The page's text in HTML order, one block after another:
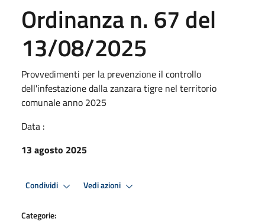
Ordinanza n. 67 del
13/08/2025
Provvedimenti per la prevenzione il controllo
dell'infestazione dalla zanzara tigre nel territorio
comunale anno 2025
Data :
13 agosto 2025
Condividi Vedi azioni
Categorie: